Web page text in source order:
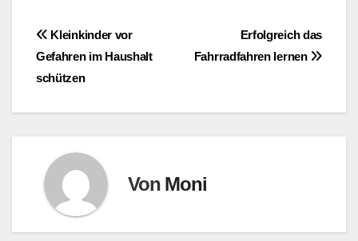
BeitragsnavigationErfolgreich das
Fahrradfahren lernen
Kleinkinder vor
Gefahren im Haushalt
schützen
Von Moni